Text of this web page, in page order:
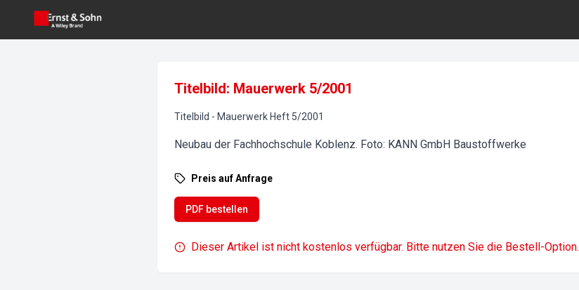
Titelbild: Mauerwerk 5/2001
Titelbild - Mauerwerk Heft 5/2001
Neubau der Fachhochschule Koblenz. Foto: KANN GmbH Baustoffwerke
Preis auf Anfrage
PDF bestellen
Dieser Artikel ist nicht kostenlos verfügbar. Bitte nutzen Sie die Bestell-Option.